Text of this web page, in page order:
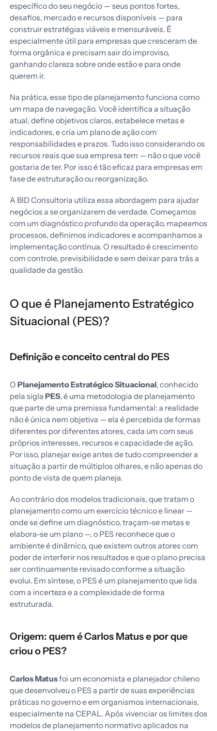
específico do seu negócio — seus pontos fortes,
desafios, mercado e recursos disponíveis — para
construir estratégias viáveis e mensuráveis. É
especialmente útil para empresas que cresceram de
forma orgânica e precisam sair do improviso,
ganhando clareza sobre onde estão e para onde
querem ir.
Na prática, esse tipo de planejamento funciona como
um mapa de navegação. Você identifica a situação
atual, define objetivos claros, estabelece metas e
indicadores, e cria um plano de ação com
responsabilidades e prazos. Tudo isso considerando os
recursos reais que sua empresa tem — não o que você
gostaria de ter. Por isso é tão eficaz para empresas em
fase de estruturação ou reorganização.
A BID Consultoria utiliza essa abordagem para ajudar
negócios a se organizarem de verdade. Começamos
com um diagnóstico profundo da operação, mapeamos
processos, definimos indicadores e acompanhamos a
implementação contínua. O resultado é crescimento
com controle, previsibilidade e sem deixar para trás a
qualidade da gestão.
O que é Planejamento Estratégico
Situacional (PES)?
Definição e conceito central do PES
O Planejamento Estratégico Situacional, conhecido
pela sigla PES, é uma metodologia de planejamento
que parte de uma premissa fundamental: a realidade
não é única nem objetiva — ela é percebida de formas
diferentes por diferentes atores, cada um com seus
próprios interesses, recursos e capacidade de ação.
Por isso, planejar exige antes de tudo compreender a
situação a partir de múltiplos olhares, e não apenas do
ponto de vista de quem planeja.
Ao contrário dos modelos tradicionais, que tratam o
planejamento como um exercício técnico e linear —
onde se define um diagnóstico, traçam-se metas e
elabora-se um plano —, o PES reconhece que o
ambiente é dinâmico, que existem outros atores com
poder de interferir nos resultados e que o plano precisa
ser continuamente revisado conforme a situação
evolui. Em síntese, o PES é um planejamento que lida
com a incerteza e a complexidade de forma
estruturada.
Origem: quem é Carlos Matus e por que
criou o PES?
Carlos Matusfoi um economista e planejador chileno
que desenvolveu o PES a partir de suas experiências
práticas no governo e em organismos internacionais,
especialmente na CEPAL. Após vivenciar os limites dos
modelos de planejamento normativo aplicados na